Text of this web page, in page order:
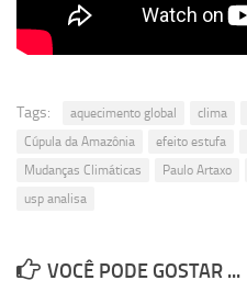
Tags: aquecimento global clima
Cúpula da Amazônia
efeito estufa
Mudanças Climáticas
Paulo Artaxo
usp analisa
VOCÊ PODE GOSTAR ...